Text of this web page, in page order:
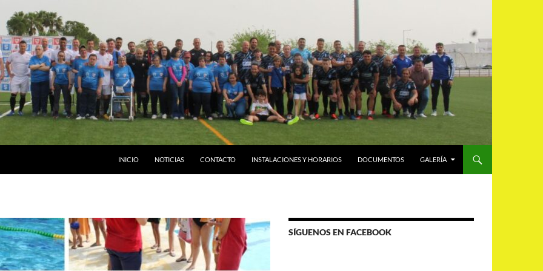
INICIO NOTICIAS CONTACTO INSTALACIONES Y HORARIOS DOCUMENTOS GALERÍA
SÍGUENOS EN FACEBOOK